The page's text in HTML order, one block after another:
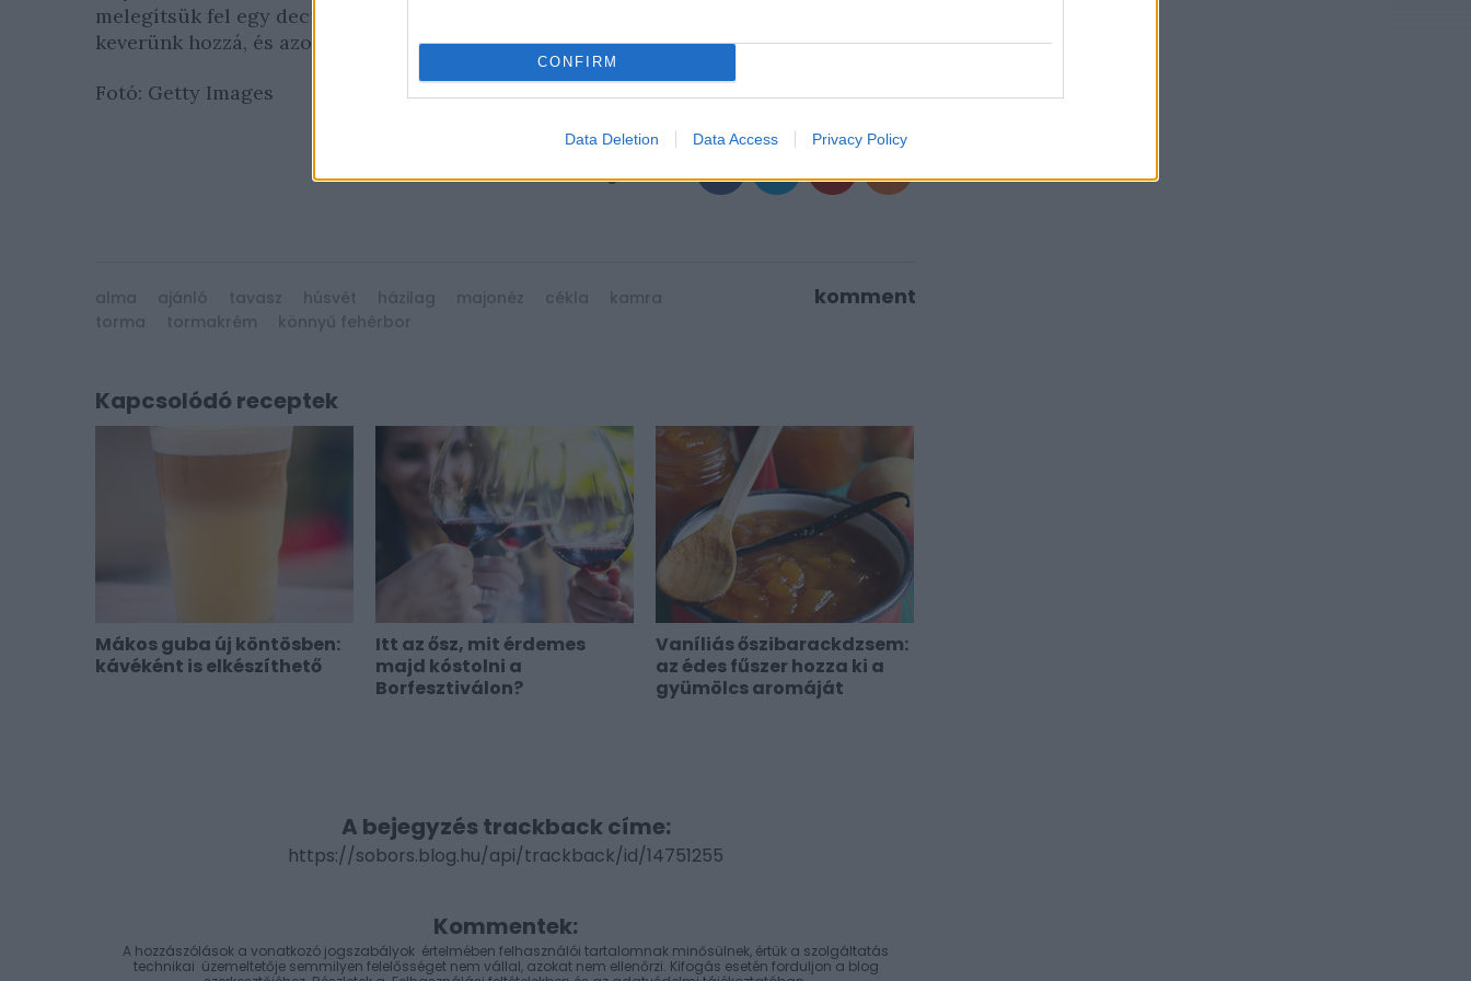
CONFIRM
Data Deletion Data Access Privacy Policy
melegítsük fel egy deciliter tejszínnel, esetleg pici gyömbér- vagy kurkumaport
keverünk hozzá, és azon melegében tálaljuk a sonka mellé.
Fotó: Getty Images
alma ajánló tavasz húsvét házilag majonéz cékla
kamra
torma
tormakrém könnyű fehérbor
komment
Kapcsolódó receptek
Mákos guba új köntösben:
kávéként is elkészíthető
Itt az ősz, mit érdemes
majd kóstolni a
Borfesztiválon?
Vaníliás őszibarackdzsem:
az édes fűszer hozza ki a
gyümölcs aromáját
A bejegyzés trackback címe:
https://sobors.blog.hu/api/trackback/id/14751255
Kommentek:
A hozzászólások a vonatkozó jogszabályok értelmében felhasználói tartalomnak minősülnek, értük a szolgáltatás
technikai üzemeltetője semmilyen felelősséget nem vállal, azokat nem ellenőrzi. Kifogás esetén forduljon a blog